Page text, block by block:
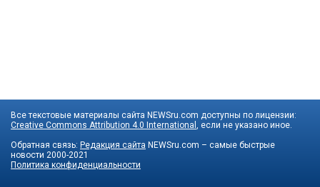
Все текстовые материалы сайта NEWSru.com доступны по лицензии:
Creative Commons Attribution 4.0 International , если не указано иное.
Обратная связь: Редакция сайта NEWSru.com – самые быстрые
новости 2000-2021
Политика конфиденциальности